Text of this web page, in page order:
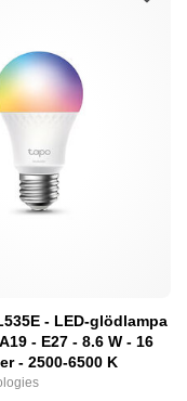
- LED-glödlampa
- E27 - 8.6 W - 16
- 2500-6500 K